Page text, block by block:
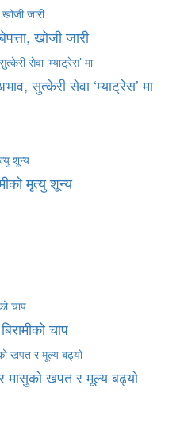
खोजी जारी
सुत्केरी सेवा ‘म्याट्रेस’ मा
मृत्यु शून्य
चाप
मासुको खपत र मूल्य बढ्यो